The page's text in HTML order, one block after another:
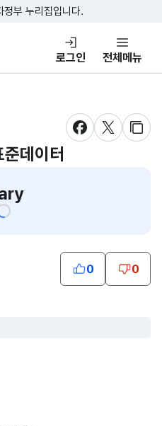
콘텐츠 바로가기
푸터 바로가기
정부 누리집입니다.
이터포털
로그인 전체메뉴
새창 열림새창 열림
새창
데이터
0
0